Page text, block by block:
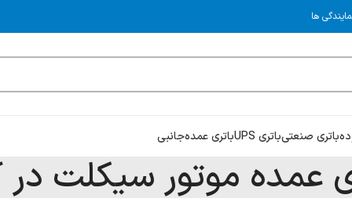
ها
باتری صنعتیباتری UPS باتری عمدهجانبی
عمده موتور سیکلت